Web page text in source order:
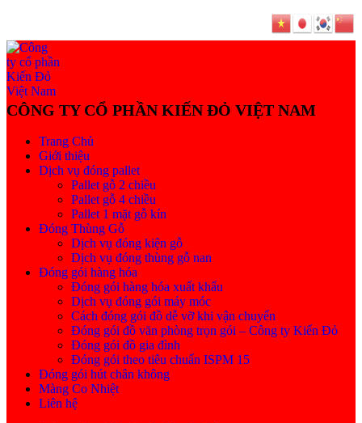
Trang Chủ
Giới thiệu
Dịch vụ đóng pallet
Pallet gỗ 2 chiều
Pallet gỗ 4 chiều
Pallet 1 mặt gỗ kín
Đóng Thùng Gỗ
Dịch vụ đóng kiện gỗ
Dịch vụ đóng thùng gỗ nan
Đóng gói hàng hóa
Đóng gói hàng hóa xuất khẩu
Dịch vụ đóng gói máy móc
Cách đóng gói đồ dễ vỡ khi vận chuyển
Đóng gói đồ văn phòng trọn gói – Công ty Kiến Đỏ
Đóng gói đồ gia đình
Đóng gói theo tiêu chuẩn ISPM 15
Đóng gói hút chân không
Màng Co Nhiệt
Liên hệ